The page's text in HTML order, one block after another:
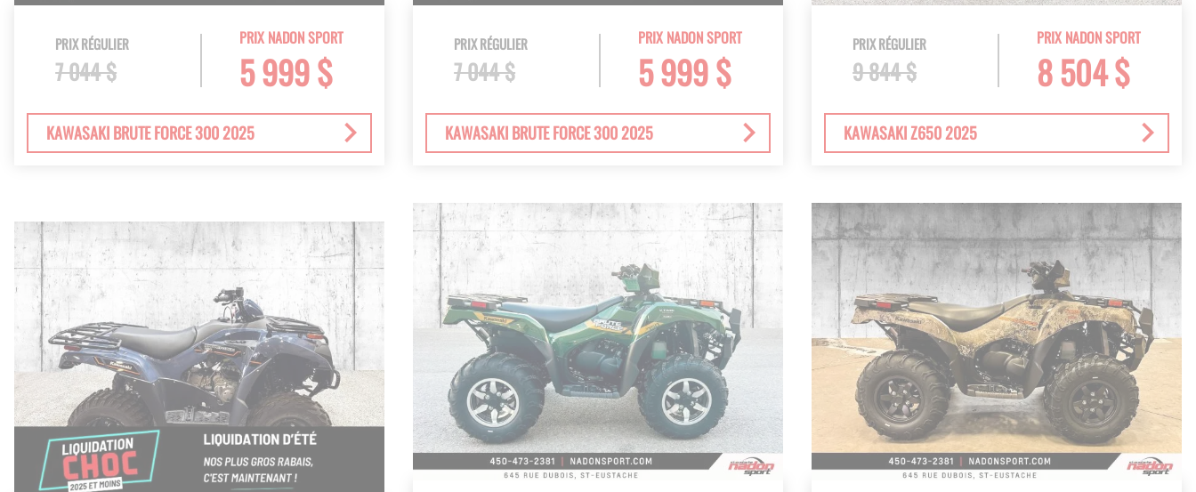
PRIX NADON SPORT
5 999 $
PRIX RÉGULIER
7 044 $
KAWASAKI BRUTE FORCE 300 2025
PRIX NADON SPORT
5 999 $
PRIX RÉGULIER
7 044 $
KAWASAKI BRUTE FORCE 300 2025
PRIX NADON SPORT
8 504 $
PRIX RÉGULIER
9 844 $
KAWASAKI Z650 2025